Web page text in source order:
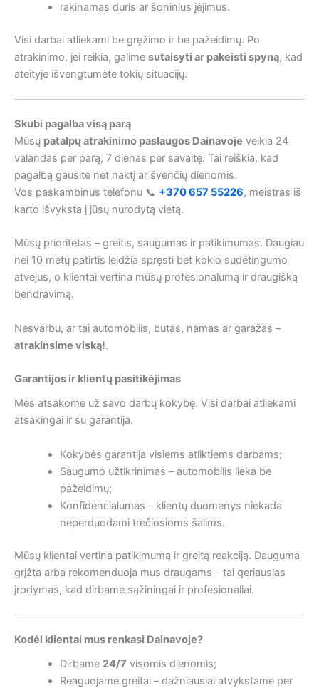
rakinamas duris ar šoninius įėjimus.
Visi darbai atliekami be gręžimo ir be pažeidimų. Po
atrakinimo, jei reikia, galime sutaisyti ar pakeisti spyną, kad
ateityje išvengtumėte tokių situacijų.
Skubi pagalba visą parą
Mūsų patalpų atrakinimo paslaugos Dainavoje veikia 24
valandas per parą, 7 dienas per savaitę. Tai reiškia, kad
pagalbą gausite net naktį ar švenčių dienomis.
Vos paskambinus telefonu 📞 +370 657 55226, meistras iš
karto išvyksta į jūsų nurodytą vietą.
Mūsų prioritetas – greitis, saugumas ir patikimumas. Daugiau
nei 10 metų patirtis leidžia spręsti bet kokio sudėtingumo
atvejus, o klientai vertina mūsų profesionalumą ir draugišką
bendravimą.
Nesvarbu, ar tai automobilis, butas, namas ar garažas –
atrakinsime viską!.
Garantijos ir klientų pasitikėjimas
Mes atsakome už savo darbų kokybę. Visi darbai atliekami
atsakingai ir su garantija.
Kokybės garantija visiems atliktiems darbams;
Saugumo užtikrinimas – automobilis lieka be
pažeidimų;
Konfidencialumas – klientų duomenys niekada
neperduodami trečiosioms šalims.
Mūsų klientai vertina patikimumą ir greitą reakciją. Dauguma
grįžta arba rekomenduoja mus draugams – tai geriausias
įrodymas, kad dirbame sąžiningai ir profesionaliai.
Kodėl klientai mus renkasi Dainavoje?
Dirbame 24/7 visomis dienomis;
Reaguojame greitai – dažniausiai atvykstame per